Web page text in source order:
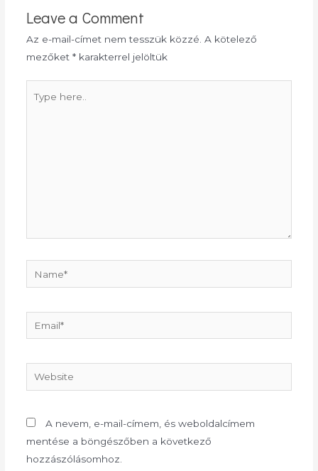
Leave a Comment
Az e-mail-címet nem tesszük közzé. A kötelező
mezőket *karakterrel jelöltük
here..
Website
A nevem, e-mail-címem, és weboldalcímem
mentése a böngészőben a következő
hozzászólásomhoz.